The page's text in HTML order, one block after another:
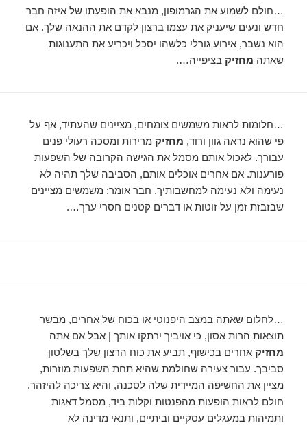
…חולם לשמוע את הגרמופון, מנבא את הופעתו של איזה חבר
חדש ונעים שיעניק את עצמו ברצון לקדם את ההנאה שלך. אם
הוא נשבר, אירוע גורלי כלשהו יסכל ויכריע את התענוגות
שאתה מחזיק בציפייה….
…חלומות לראות משמשים צומחים, מציינים שהעתיד, אף על
פי שהוא נראה גוון ורוד, מחזיק מרירות ומסכה רעולי פנים
עבורך. לאכול אותם מסמל את הגישה הקרובה של השפעות
פורענות. אם אחרים אוכלים אותם, הסביבה שלך תהיה לא
נעימה ולא נעימה למחשבותיך. חבר אומר: משמשים מציינים
שבזבזת זמן על זוטות או דברים קטנים חסרי ערך….
…לחלום שאתה במצב היפנוטי או בכוח של אחרים, מבשר
תוצאות הרות אסון, כי אויביך ירתקו אותך | אבל אם אתה
מחזיק אחרים בכישוף, תביע את כוח הרצון שלך בשלטון
סביבך. עבור צעירה שחולמת שהיא תחת השפעות מוזרות,
מציין את החשיפה המיידית שלה לסכנה, והיא צריכה להיזהר.
חולם לראות הופעות מהפנטות וקלות ביד, מסמל דאגות
ותמיהות במעגלים עסקיים וביתיים, ותנאי מדינה לא